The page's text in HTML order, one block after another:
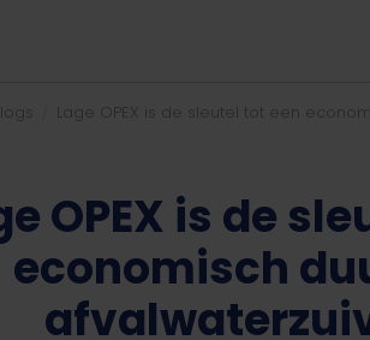
Lage OPEX is de sleutel tot een
OPEX is de
economisch